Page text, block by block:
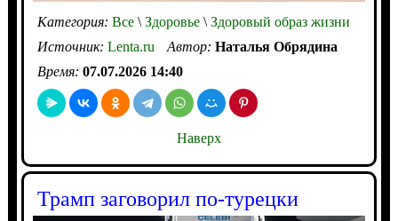
Категория: Все\Здоровье\Здоровый образ жизни
Источник: Lenta.ru Автор: Наталья Обрядина
Время: 07.07.2026 14:40
Наверх
Трамп заговорил по-турецки